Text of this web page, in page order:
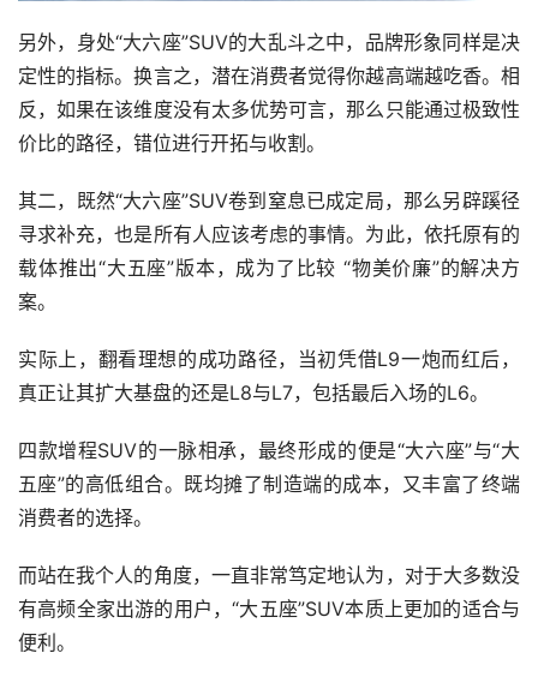
另外，身处“大六座”SUV的大乱斗之中，品牌形象同样是决
定性的指标。换言之，潜在消费者觉得你越高端越吃香。相
反，如果在该维度没有太多优势可言，那么只能通过极致性
价比的路径，错位进行开拓与收割。
其二，既然“大六座”SUV卷到窒息已成定局，那么另辟蹊径
寻求补充，也是所有人应该考虑的事情。为此，依托原有的
载体推出“大五座”版本，成为了比较 “物美价廉”的解决方
案。
实际上，翻看理想的成功路径，当初凭借L9一炮而红后，
真正让其扩大基盘的还是L8与L7，包括最后入场的L6。
四款增程SUV的一脉相承，最终形成的便是“大六座”与“大
五座”的高低组合。既均摊了制造端的成本，又丰富了终端
消费者的选择。
而站在我个人的角度，一直非常笃定地认为，对于大多数没
有高频全家出游的用户，“大五座”SUV本质上更加的适合与
便利。